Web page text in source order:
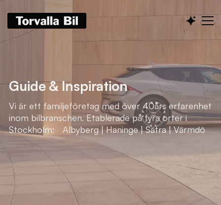
Guide & Inspiration
Vi är ett familjeföretag med över 40års erfarenhet
inom bilbranschen. Etablerade på fyra orter i
Stockholm: Albyberg | Haninge | Sätra | Värmdö